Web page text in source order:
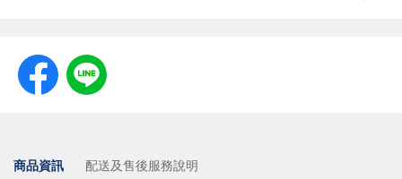
商品資訊 配送及售後服務說明